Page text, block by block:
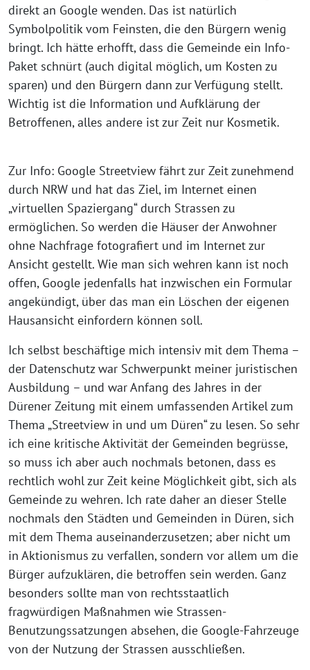
direkt an Google wenden. Das ist natürlich
Symbolpolitik vom Feinsten, die den Bürgern wenig
bringt. Ich hätte erhofft, dass die Gemeinde ein Info-
Paket schnürt (auch digital möglich, um Kosten zu
sparen) und den Bürgern dann zur Verfügung stellt.
Wichtig ist die Information und Aufklärung der
Betroffenen, alles andere ist zur Zeit nur Kosmetik.
Zur Info: Google Streetview fährt zur Zeit zunehmend
durch NRW und hat das Ziel, im Internet einen
„virtuellen Spaziergang“ durch Strassen zu
ermöglichen. So werden die Häuser der Anwohner
ohne Nachfrage fotografiert und im Internet zur
Ansicht gestellt. Wie man sich wehren kann ist noch
offen, Google jedenfalls hat inzwischen ein Formular
angekündigt, über das man ein Löschen der eigenen
Hausansicht einfordern können soll.
Ich selbst beschäftige mich intensiv mit dem Thema –
der Datenschutz war Schwerpunkt meiner juristischen
Ausbildung – und war Anfang des Jahres in der
Dürener Zeitung mit einem umfassenden Artikel zum
Thema „Streetview in und um Düren“ zu lesen. So sehr
ich eine kritische Aktivität der Gemeinden begrüsse,
so muss ich aber auch nochmals betonen, dass es
rechtlich wohl zur Zeit keine Möglichkeit gibt, sich als
Gemeinde zu wehren. Ich rate daher an dieser Stelle
nochmals den Städten und Gemeinden in Düren, sich
mit dem Thema auseinanderzusetzen; aber nicht um
in Aktionismus zu verfallen, sondern vor allem um die
Bürger aufzuklären, die betroffen sein werden. Ganz
besonders sollte man von rechtsstaatlich
fragwürdigen Maßnahmen wie Strassen-
Benutzungssatzungen absehen, die Google-Fahrzeuge
von der Nutzung der Strassen ausschließen.